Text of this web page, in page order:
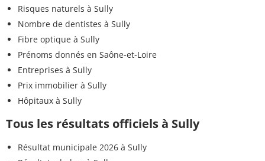
Risques naturels à Sully
Nombre de dentistes à Sully
Fibre optique à Sully
Prénoms donnés en Saône-et-Loire
Entreprises à Sully
Prix immobilier à Sully
Hôpitaux à Sully
Tous les résultats officiels à Sully
Résultat municipale 2026 à Sully